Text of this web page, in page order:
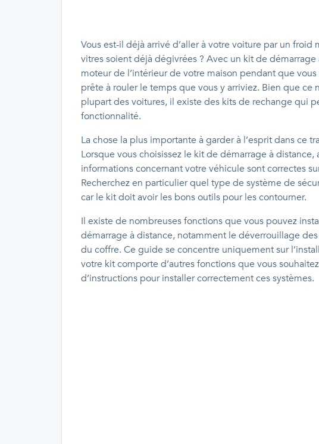
Vous est-il déjà arrivé d’aller à votre voiture par un
vitres soient déjà dégivrées ? Avec un kit de
moteur de l’intérieur de votre maison pendant que
prête à rouler le temps que vous y arriviez. Bien que ce
plupart des voitures, il existe des kits de rechange qui
fonctionnalité.
La chose la plus importante à garder à l’esprit dans ce
Lorsque vous choisissez le kit de démarrage à distance,
informations concernant votre véhicule sont correctes
Recherchez en particulier quel type de système de
car le kit doit avoir les bons outils pour les contourner.
Il existe de nombreuses fonctions que vous pouvez
démarrage à distance, notamment le déverrouillage
du coffre. Ce guide se concentre uniquement sur
votre kit comporte d’autres fonctions que vous
d’instructions pour installer correctement ces systèmes.